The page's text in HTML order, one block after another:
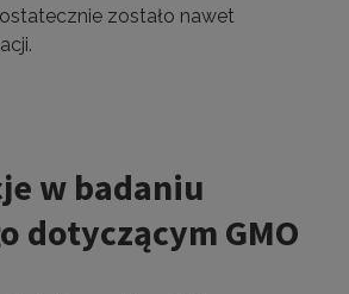
zostało nawet
w badaniu
dotyczącym GMO